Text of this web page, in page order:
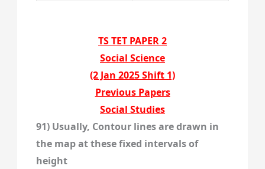
TS TET PAPER 2
Social Science
(2 Jan 2025 Shift 1)
Previous Papers
Social Studies
91) Usually, Contour lines are drawn in
the map at these fixed intervals of
height